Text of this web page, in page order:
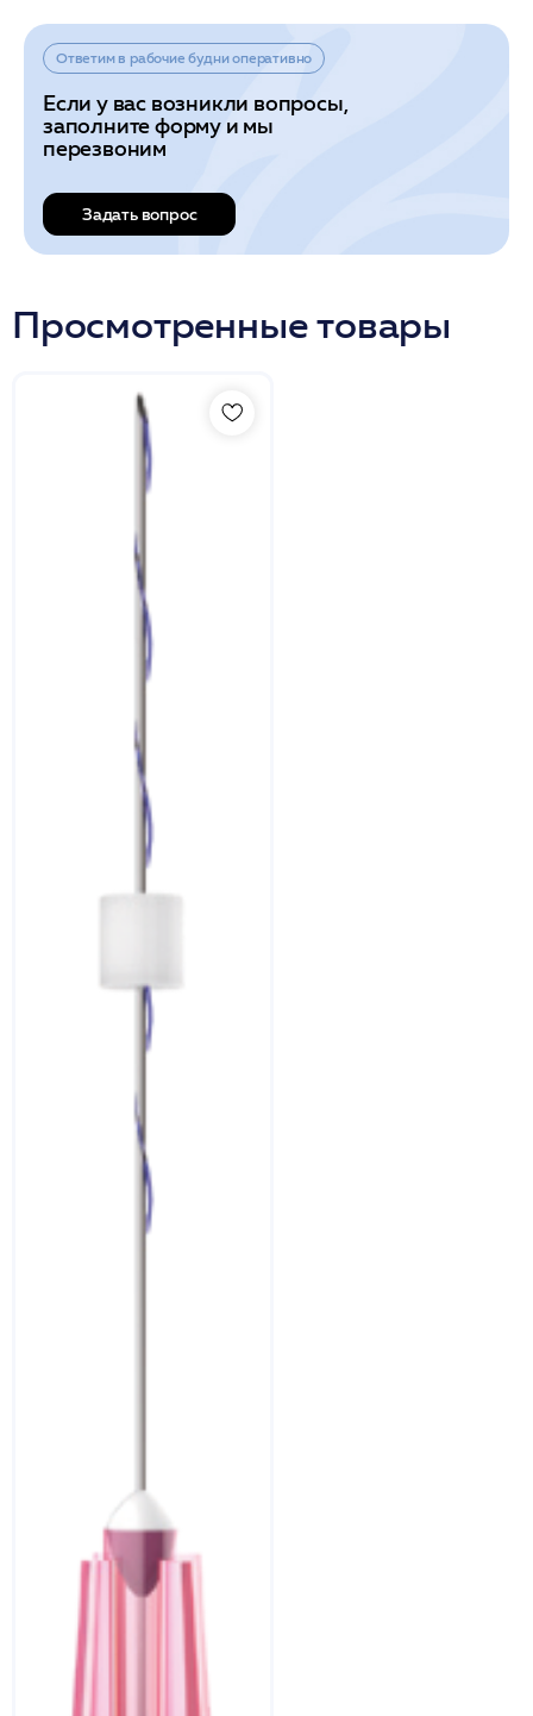
Ответим в рабочие будни оперативно
Если у вас возникли вопросы,
заполните форму и мы
перезвоним
Задать вопрос
Просмотренные товары